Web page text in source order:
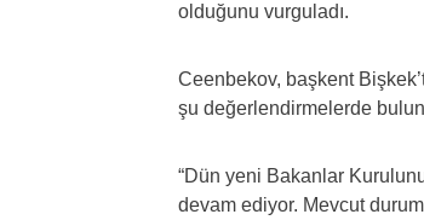
olduğunu vurguladı.
Ceenbekov, başkent
şu değerlendirmelerde
“Dün yeni Bakanlar
devam ediyor. Mevcut